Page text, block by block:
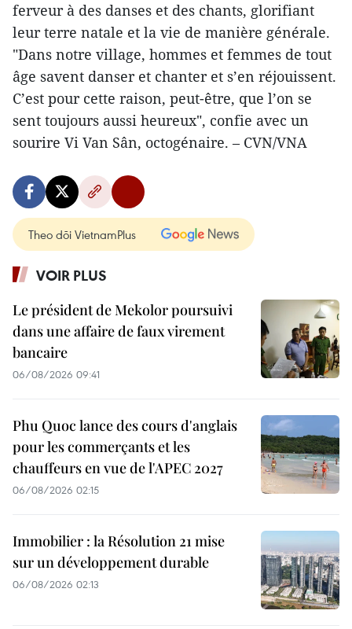
ferveur à des danses et des chants, glorifiant
leur terre natale et la vie de manière générale.
"Dans notre village, hommes et femmes de tout
âge savent danser et chanter et s’en réjouissent.
C’est pour cette raison, peut-être, que l’on se
sent toujours aussi heureux", confie avec un
sourire Vi Van Sân, octogénaire. – CVN/VNA
Theo dõi VietnamPlus
VOIR PLUS
Le président de Mekolor poursuivi
dans une affaire de faux virement
bancaire
06/08/2026 09:41
Phu Quoc lance des cours d'anglais
pour les commerçants et les
chauffeurs en vue de l'APEC 2027
06/08/2026 02:15
Immobilier : la Résolution 21 mise
sur un développement durable
06/08/2026 02:13